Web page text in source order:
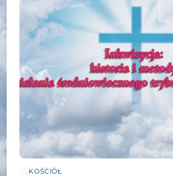
KOŚCIÓŁ